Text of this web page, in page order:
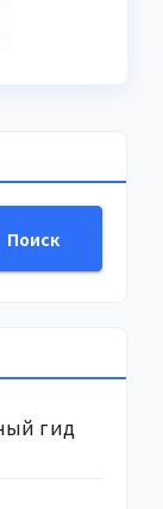
Поиск
гид